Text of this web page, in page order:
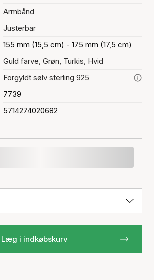
Armbånd
Justerbar
155 mm (15,5 cm) - 175 mm (17,5 cm)
Guld farve, Grøn, Turkis, Hvid
Forgyldt sølv sterling 925
7739
5714274020682
Læg i indkøbskurv